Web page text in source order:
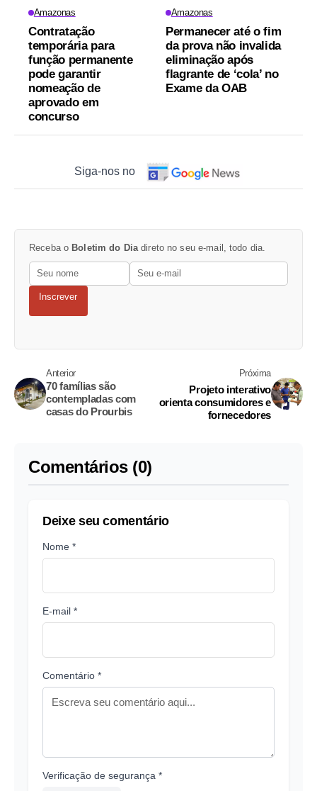
Amazonas
Contratação
temporária para
função permanente
pode garantir
nomeação de
aprovado em
concurso
Amazonas
Permanecer até o fim
da prova não invalida
eliminação após
flagrante de ‘cola’ no
Exame da OAB
Siga-nos no
Receba o Boletim do Diadireto no seu e-mail, todo dia.
Inscrever
Anterior
70 famílias são
contempladas com
casas do Prourbis
Próxima
Projeto interativo
orienta consumidores e
fornecedores
Comentários (0)
Deixe seu comentário
Nome *
E-mail *
Comentário *
Verificação de segurança *